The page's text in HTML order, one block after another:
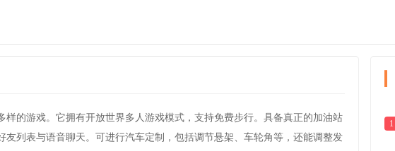
的游戏。它拥有开放世界多人游戏模式，支持免费步行。具备真正的加油站
列表与语音聊天。可进行汽车定制，包括调节悬架、车轮角等，还能调整发
1